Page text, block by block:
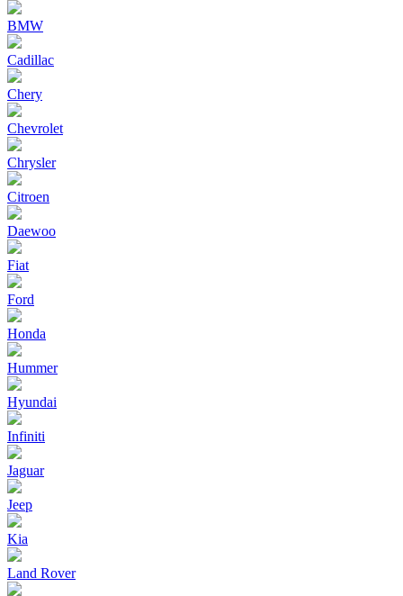
BMW
Cadillac
Chery
Chevrolet
Chrysler
Citroen
Daewoo
Fiat
Ford
Honda
Hummer
Hyundai
Infiniti
Jaguar
Jeep
Kia
Land Rover